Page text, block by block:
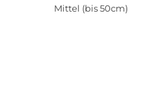
Mittel (bis 50cm)